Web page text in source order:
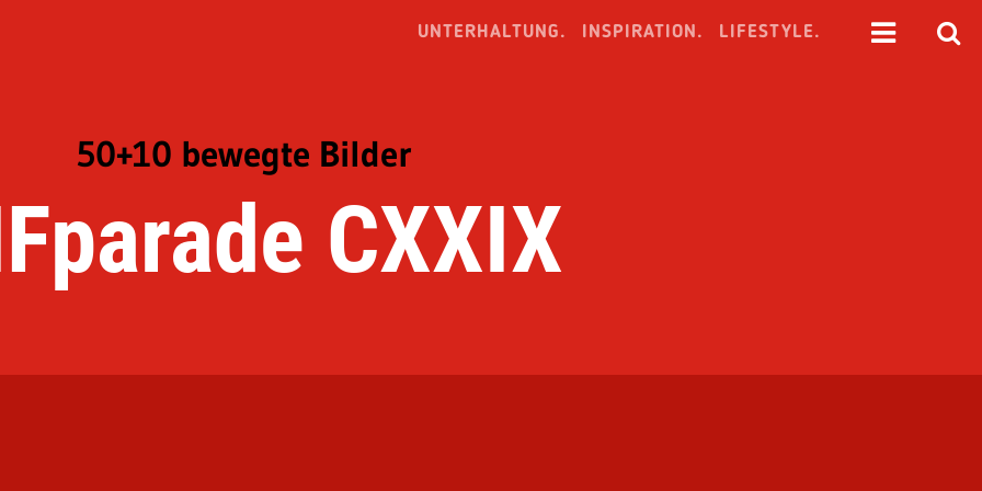
UNTERHALTUNG. INSPIRATION. LIFESTYLE.
50+10 bewegte Bilder
CXXIX